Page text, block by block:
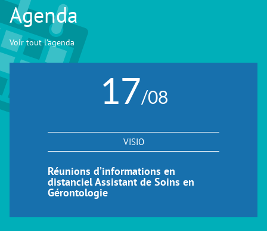
Agenda
Voir tout l'agenda
17/08
VISIO
Réunions d’informations en
distanciel Assistant de Soins en
Gérontologie